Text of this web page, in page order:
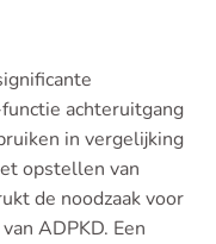
achteruitgang
in vergelijking
opstellen van
de noodzaak voor
ADPKD. Een